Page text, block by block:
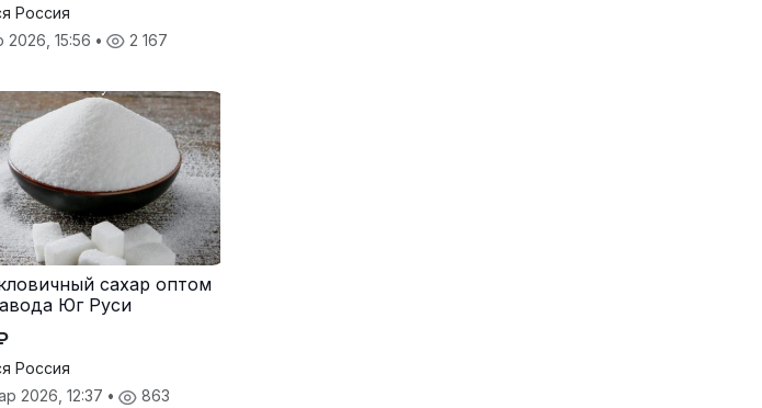
Россия
2026, 15:56 • 2 167
сахар оптом
Юг Руси
Россия
2026, 12:37 • 863